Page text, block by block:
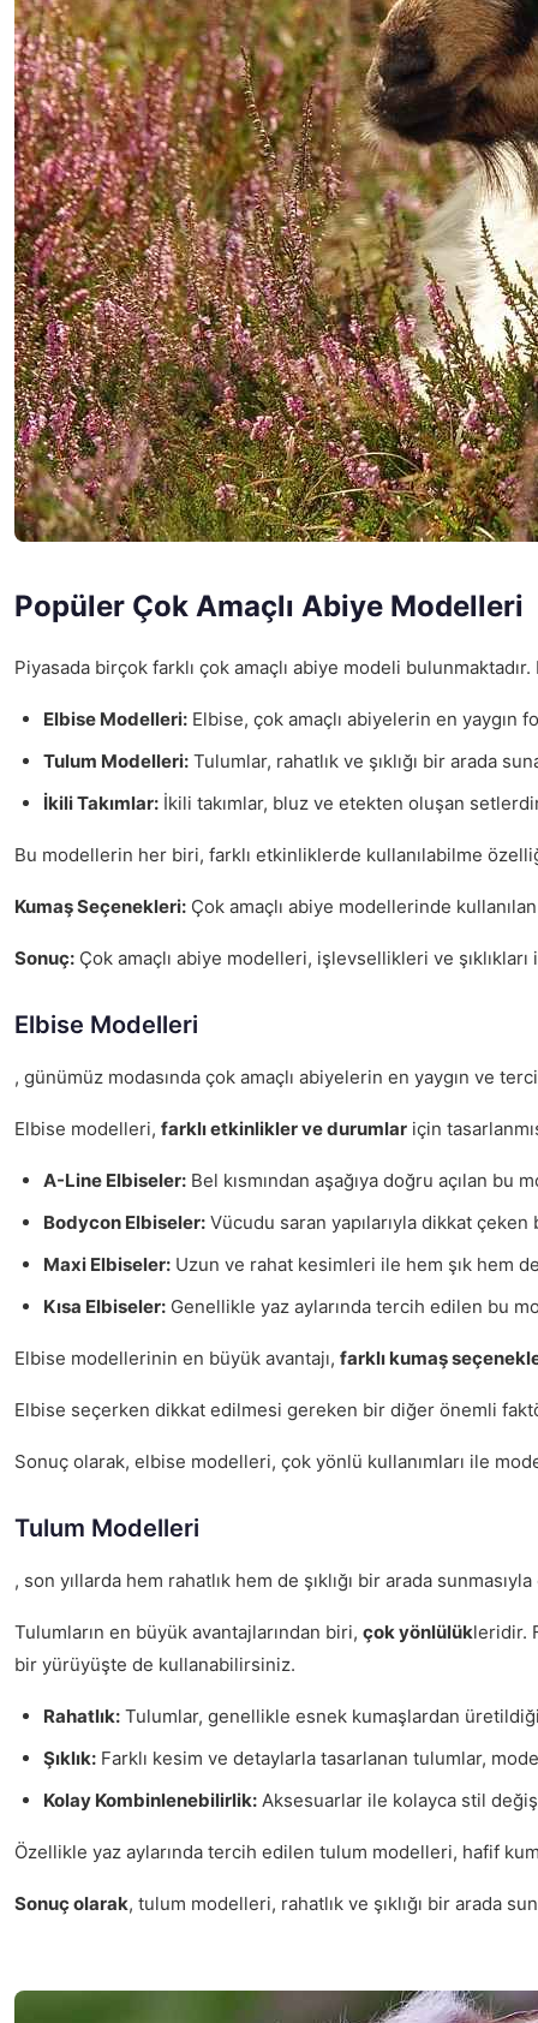
Popüler Çok Amaçlı Abiye Modelleri
Piyasada birçok farklı çok amaçlı abiye modeli
Elbise Modelleri: Elbise, çok amaçlı abiyelerin en yaygın
Tulum Modelleri: Tulumlar, rahatlık ve şıklığı bir arada
İkili Takımlar: İkili takımlar, bluz ve etekten oluşan
Bu modellerin her biri, farklı etkinliklerde kullanılabilme
Kumaş Seçenekleri: Çok amaçlı abiye modellerinde
Sonuç: Çok amaçlı abiye modelleri, işlevsellikleri ve
Elbise Modelleri
, günümüz modasında çok amaçlı abiyelerin en yaygın ve
Elbise modelleri, farklı etkinlikler ve durumlar için
A-Line Elbiseler: Bel kısmından aşağıya doğru açılan
Bodycon Elbiseler: Vücudu saran yapılarıyla dikkat
Maxi Elbiseler: Uzun ve rahat kesimleri ile hem şık hem
Kısa Elbiseler: Genellikle yaz aylarında tercih edilen bu
Elbise modellerinin en büyük avantajı, farklı kumaş
Elbise seçerken dikkat edilmesi gereken bir diğer önemli
Sonuç olarak, elbise modelleri, çok yönlü kullanımları ile
Tulum Modelleri
, son yıllarda hem rahatlık hem de şıklığı bir arada
Tulumların en büyük avantajlarından biri, çok yönlülükleridir.
bir yürüyüşte de kullanabilirsiniz.
Rahatlık: Tulumlar, genellikle esnek kumaşlardan
Şıklık: Farklı kesim ve detaylarla tasarlanan tulumlar,
Kolay Kombinlenebilirlik: Aksesuarlar ile kolayca stil
Özellikle yaz aylarında tercih edilen tulum modelleri, hafif
Sonuç olarak, tulum modelleri, rahatlık ve şıklığı bir arada